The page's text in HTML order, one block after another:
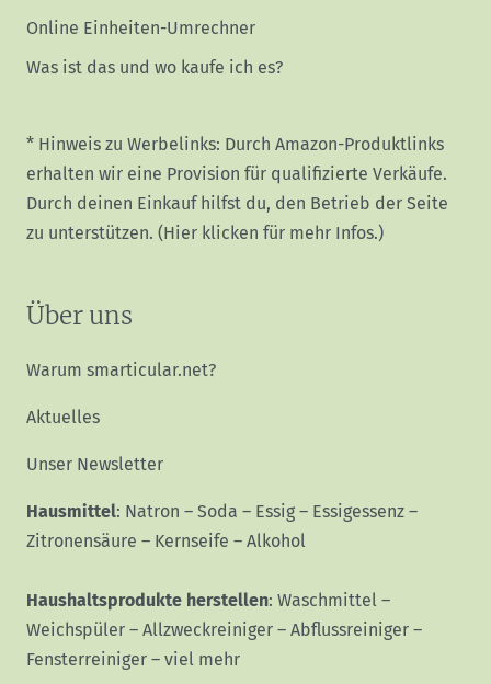
Online Einheiten-Umrechner
Was ist das und wo kaufe ich es?
* Hinweis zu Werbelinks: Durch Amazon-Produktlinks
erhalten wir eine Provision für qualifizierte Verkäufe.
Durch deinen Einkauf hilfst du, den Betrieb der Seite
zu unterstützen. (Hier klicken für mehr Infos.)
Über uns
Warum smarticular.net?
Aktuelles
Unser Newsletter
Hausmittel: Natron – Soda – Essig – Essigessenz –
Zitronensäure – Kernseife – Alkohol
Haushaltsprodukte herstellen: Waschmittel –
Weichspüler – Allzweckreiniger – Abflussreiniger –
Fensterreiniger – viel mehr